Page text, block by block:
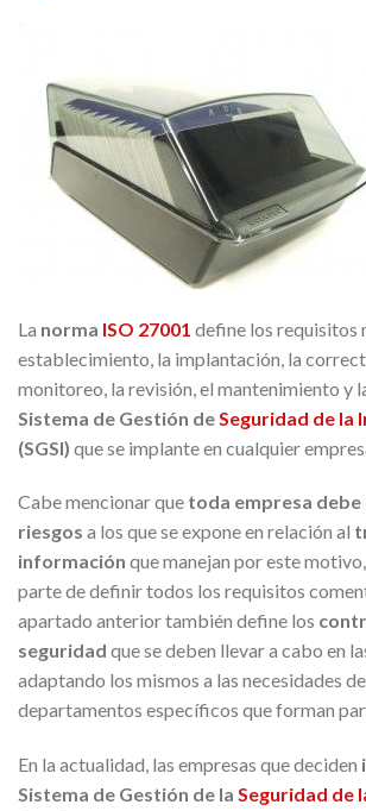
La norma ISO 27001 define los requisitos
establecimiento, la implantación, la
monitoreo, la revisión, el mantenimiento y
Sistema de Gestión de Seguridad de la
(SGSI) que se implante en cualquier
Cabe mencionar que toda empresa debe
riesgos a los que se expone en relación al
información que manejan por este
parte de definir todos los requisitos
apartado anterior también define los
seguridad que se deben llevar a cabo en
adaptando los mismos a las necesidades
departamentos específicos que forman
En la actualidad, las empresas que deciden
Sistema de Gestión de la Seguridad de